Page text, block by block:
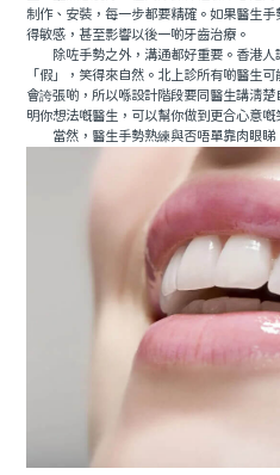
制作、安裝，每一步都要精確。如果醫生
得敏感，甚至影響以後一啲牙齒治療。
除咗手勢之外，溝通都好重要。香港人
「假」，笑得來自然。北上診所有啲醫生
會誇張啲，所以喺設計階段要同醫生講清
明你想法嘅醫生，可以幫你做到更合心意嘅
當然，醫生手勢熟練與否唔單靠肉眼睇